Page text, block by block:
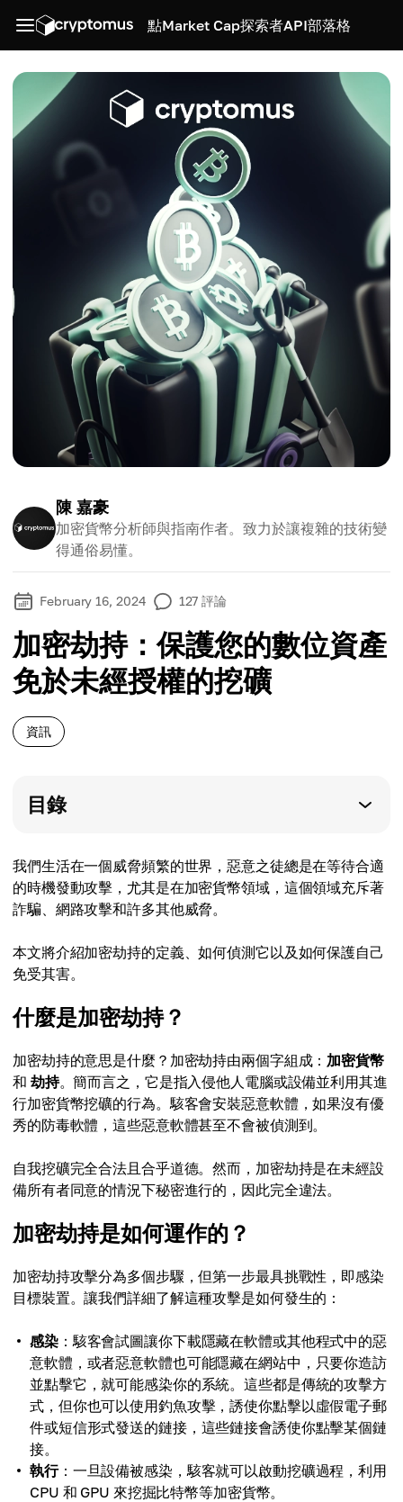
點Market Cap探索者API部落格
陳 嘉豪
加密貨幣分析師與指南作者。致力於讓複雜的技術變
得通俗易懂。
February 16, 2024 127 評論
加密劫持：保護您的數位資產
免於未經授權的挖礦
資訊
目錄
我們生活在一個威脅頻繁的世界，惡意之徒總是在等待合適
的時機發動攻擊，尤其是在加密貨幣領域，這個領域充斥著
詐騙、網路攻擊和許多其他威脅。
本文將介紹加密劫持的定義、如何偵測它以及如何保護自己
免受其害。
什麼是加密劫持？
加密劫持的意思是什麼？加密劫持由兩個字組成： 加密貨幣
和 劫持。簡而言之，它是指入侵他人電腦或設備並利用其進
行加密貨幣挖礦的行為。駭客會安裝惡意軟體，如果沒有優
秀的防毒軟體，這些惡意軟體甚至不會被偵測到。
自我挖礦完全合法且合乎道德。然而，加密劫持是在未經設
備所有者同意的情況下秘密進行的，因此完全違法。
加密劫持是如何運作的？
加密劫持攻擊分為多個步驟，但第一步最具挑戰性，即感染
目標裝置。讓我們詳細了解這種攻擊是如何發生的：
感染：駭客會試圖讓你下載隱藏在軟體或其他程式中的惡
意軟體，或者惡意軟體也可能隱藏在網站中，只要你造訪
並點擊它，就可能感染你的系統。這些都是傳統的攻擊方
式，但你也可以使用釣魚攻擊，誘使你點擊以虛假電子郵
件或短信形式發送的鏈接，這些鏈接會誘使你點擊某個鏈
接。
執行：一旦設備被感染，駭客就可以啟動挖礦過程，利用
CPU 和 GPU 來挖掘比特幣等加密貨幣。